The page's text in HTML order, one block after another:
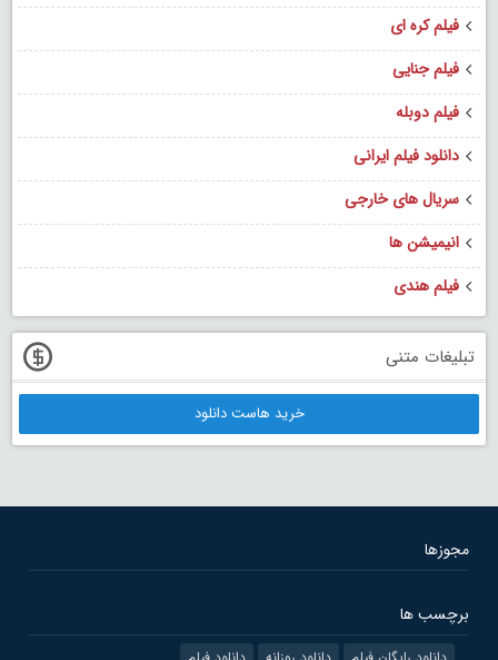
فیلم کره ای
فیلم جنایی
فیلم دوبله
دانلود فیلم ایرانی
سریال های خارجی
انیمیشن ها
فیلم هندی
تبلیغات متنی
خرید هاست دانلود
مجوزها
برچسب ها